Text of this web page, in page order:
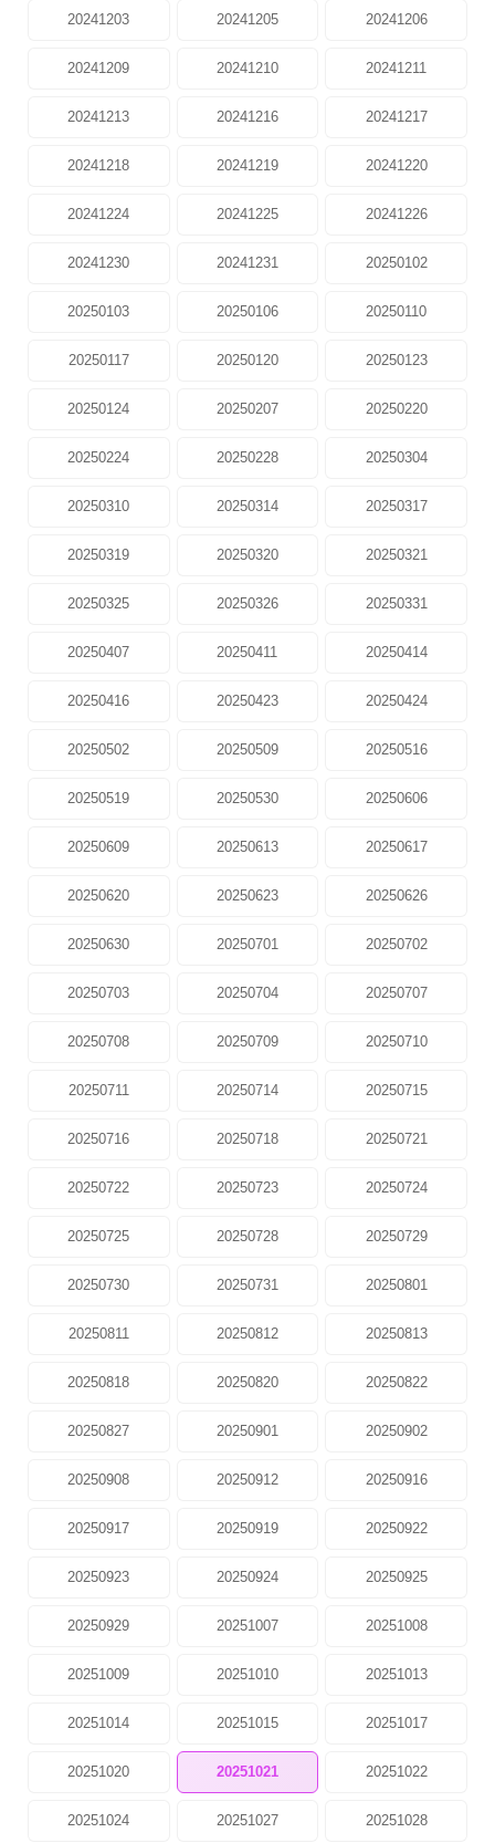
20241203 20241205 20241206
20241209 20241210 20241211
20241213 20241216 20241217
20241218 20241219 20241220
20241224 20241225 20241226
20241230 20241231 20250102
20250103 20250106 20250110
20250117 20250120 20250123
20250124 20250207 20250220
20250224 20250228 20250304
20250310 20250314 20250317
20250319 20250320 20250321
20250325 20250326 20250331
20250407 20250411 20250414
20250416 20250423 20250424
20250502 20250509 20250516
20250519 20250530 20250606
20250609 20250613 20250617
20250620 20250623 20250626
20250630 20250701 20250702
20250703 20250704 20250707
20250708 20250709 20250710
20250711 20250714 20250715
20250716 20250718 20250721
20250722 20250723 20250724
20250725 20250728 20250729
20250730 20250731 20250801
20250811 20250812 20250813
20250818 20250820 20250822
20250827 20250901 20250902
20250908 20250912 20250916
20250917 20250919 20250922
20250923 20250924 20250925
20250929 20251007 20251008
20251009 20251010 20251013
20251014 20251015 20251017
20251020 20251021 20251022
20251024 20251027 20251028